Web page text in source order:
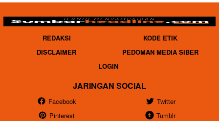
REDAKSI
KODE ETIK
DISCLAIMER
PEDOMAN MEDIA SIBER
LOGIN
JARINGAN SOCIAL
Facebook
Twitter
Pinterest
Tumblr